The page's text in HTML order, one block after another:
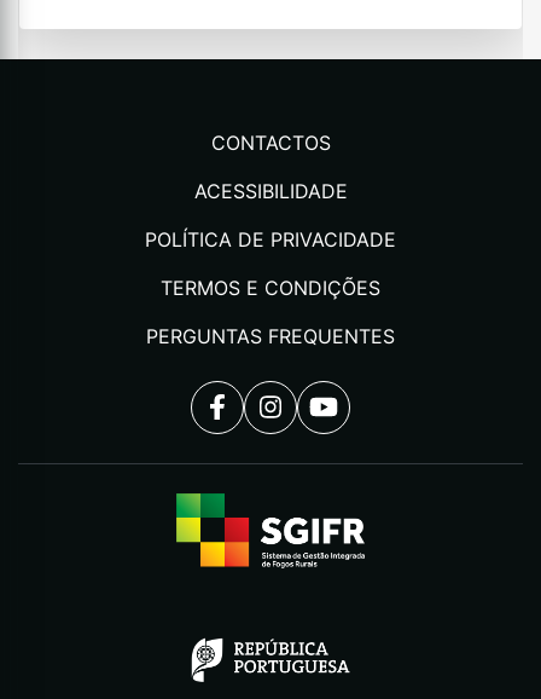
CONTACTOS
ACESSIBILIDADE
POLÍTICA DE PRIVACIDADE
TERMOS E CONDIÇÕES
PERGUNTAS FREQUENTES